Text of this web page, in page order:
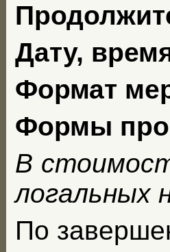
Дату,
Формат
Формы
В
логальных
По